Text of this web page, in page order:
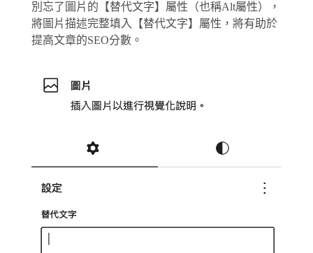
別忘了圖片的【替代文字】屬性（也稱Alt屬性），
將圖片描述完整填入【替代文字】屬性，將有助於
提高文章的SEO分數。